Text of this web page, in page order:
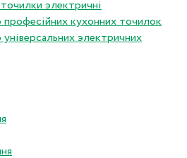
электричнi
професiйних кухонних точилок
электричних